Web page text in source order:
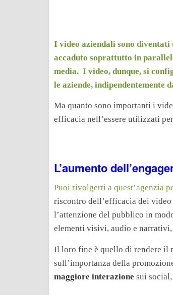
I video aziendali sono diventati
accaduto soprattutto in
media. I video, dunque, si
le aziende, indipendentemente
Ma quanto sono importanti i
efficacia nell’essere utilizzati
L’aumento
Puoi rivolgerti a quest’agenzia
riscontro dell’efficacia dei
l’attenzione del pubblico in
elementi visivi, audio e
Il loro fine è quello di rendere il
sull’importanza della
maggiore interazione sui